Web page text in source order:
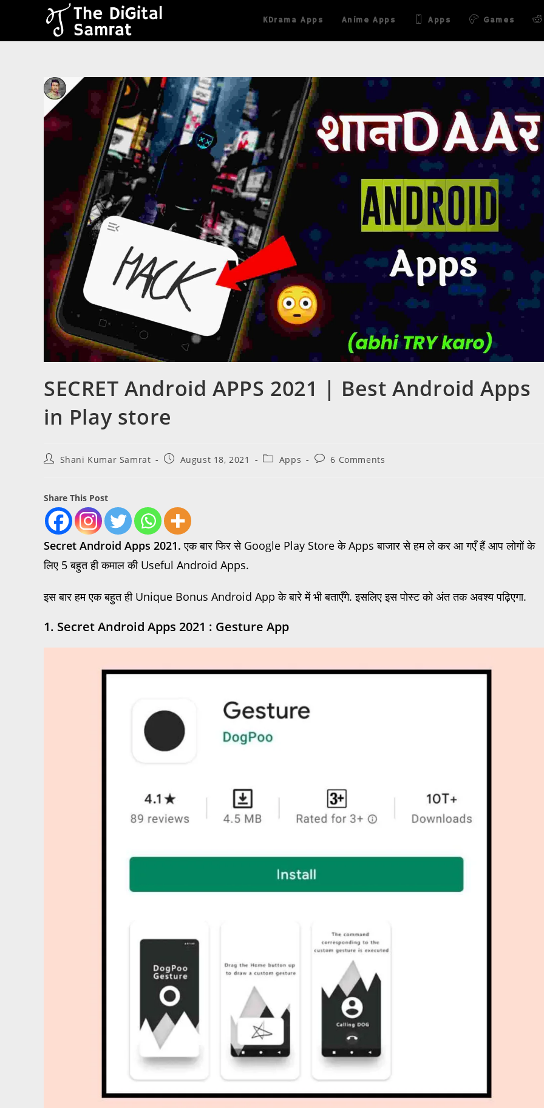
KDrama Apps Anime Apps Apps Games
SECRET Android APPS 2021 | Best Android Apps
in Play store
Shani Kumar Samrat August 18, 2021 Apps 6 Comments
Share This Post
Secret Android Apps 2021. एक बार फिर से Google Play Store के Apps बाजार से हम ले कर आ गएँ हैं आप लोगों के
लिए 5 बहुत ही कमाल की Useful Android Apps.
इस बार हम एक बहुत ही Unique Bonus Android App के बारे में भी बताएँगे. इसलिए इस पोस्ट को अंत तक अवश्य पढ़िएगा.
1. Secret Android Apps 2021 : Gesture App